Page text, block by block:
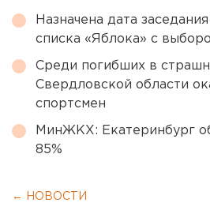
Назначена дата
списка «Яблока» с
Среди погибших в
Свердловской области
спортсмен
МинЖКХ: Екатеринбург
85%
← НОВОСТИ